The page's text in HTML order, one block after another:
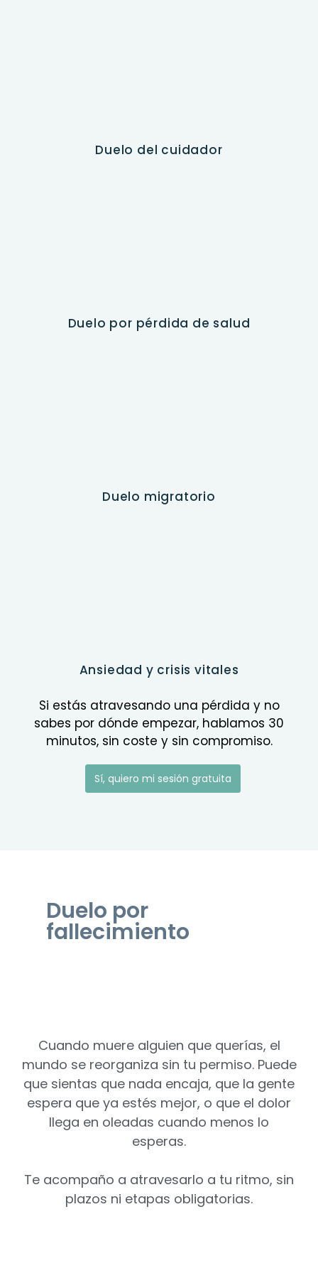
Duelo del cuidador
Duelo por pérdida de salud
Duelo migratorio
Ansiedad y crisis vitales
Si estás atravesando una pérdida y no
sabes por dónde empezar, hablamos 30
minutos, sin coste y sin compromiso.
Sí, quiero mi sesión gratuita
Duelo por
fallecimiento
Cuando muere alguien que querías, el
mundo se reorganiza sin tu permiso. Puede
que sientas que nada encaja, que la gente
espera que ya estés mejor, o que el dolor
llega en oleadas cuando menos lo
esperas.
Te acompaño a atravesarlo a tu ritmo, sin
plazos ni etapas obligatorias.